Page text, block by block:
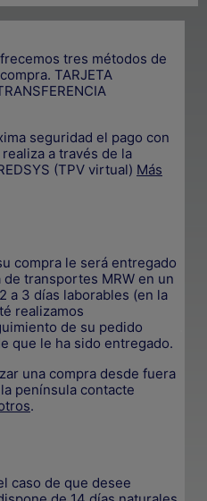
tres métodos de
TARJETA
seguridad el pago con
realiza a través de la
(TPV virtual) Más
compra le será entregado
transportes MRW en un
a 3 días laborables (en la
realizamos
de su pedido
que le ha sido entregado.
una compra desde fuera
península contacte
.
caso de que desee